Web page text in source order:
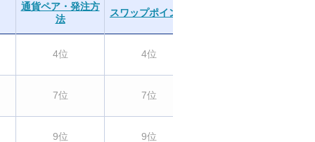
通貨ペア・発注方
法
スワップポイント
4位 4位
7位 7位
9位 9位